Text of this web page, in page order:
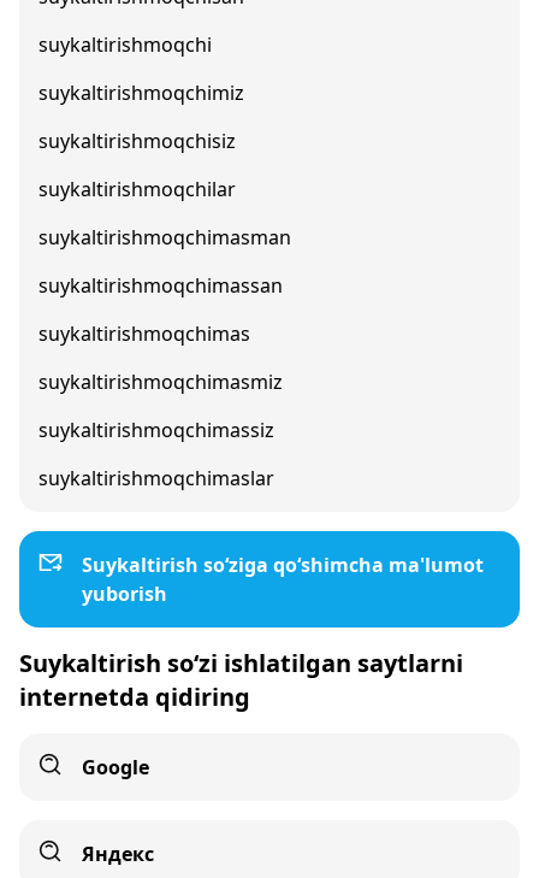
suykaltirishmoqchi
suykaltirishmoqchimiz
suykaltirishmoqchisiz
suykaltirishmoqchilar
suykaltirishmoqchimasman
suykaltirishmoqchimassan
suykaltirishmoqchimas
suykaltirishmoqchimasmiz
suykaltirishmoqchimassiz
suykaltirishmoqchimaslar
Suykaltirish so‘ziga qo‘shimcha ma'lumot
yuborish
Suykaltirish so‘zi ishlatilgan saytlarni
internetda qidiring
Google
Яндекс